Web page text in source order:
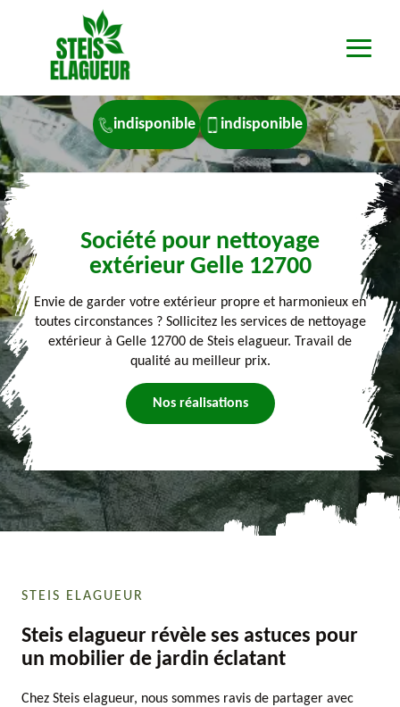
indisponible indisponible
Société pour nettoyage
extérieur Gelle 12700
Envie de garder votre extérieur propre et harmonieux en
toutes circonstances ? Sollicitez les services de nettoyage
extérieur à Gelle 12700 de Steis elagueur. Travail de
qualité au meilleur prix.
Nos réalisations
STEIS ELAGUEUR
Steis elagueur révèle ses astuces pour
un mobilier de jardin éclatant
Chez Steis elagueur, nous sommes ravis de partager avec